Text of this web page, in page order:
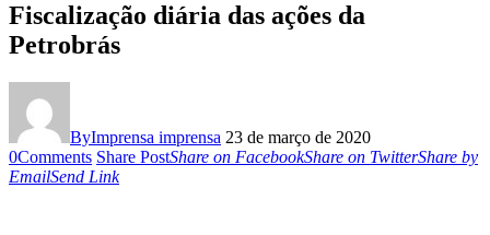
Fiscalização diária das ações da
Petrobrás
ByImprensa imprensa 23 de março de 2020
0Comments Share PostShare on FacebookShare on TwitterShare by
EmailSend Link